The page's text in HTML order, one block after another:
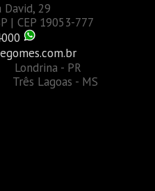
David, 29
| CEP 19053-777
Londrina - PR
Lagoas - MS